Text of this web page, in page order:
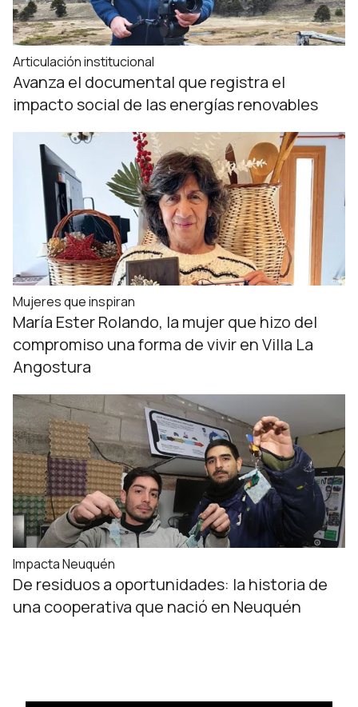
Articulación institucional
Avanza el documental que registra el
impacto social de las energías renovables
Mujeres que inspiran
María Ester Rolando, la mujer que hizo del
compromiso una forma de vivir en Villa La
Angostura
Impacta Neuquén
De residuos a oportunidades: la historia de
una cooperativa que nació en Neuquén